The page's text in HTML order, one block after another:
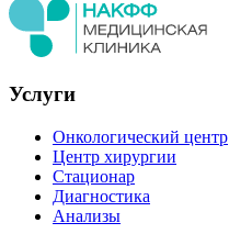
Услуги
Онкологический центр
Центр хирургии
Стационар
Диагностика
Анализы